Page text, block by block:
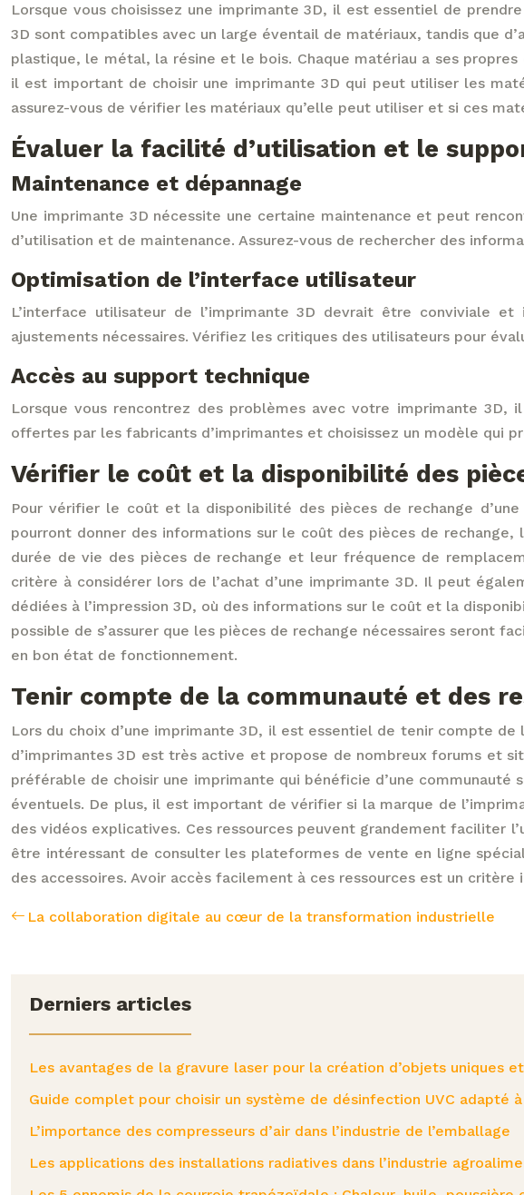
Lorsque vous choisissez une imprimante 3D, il est essentiel de
3D sont compatibles avec un large éventail de matériaux, tandis que
plastique, le métal, la résine et le bois. Chaque matériau a ses
il est important de choisir une imprimante 3D qui peut utiliser les
assurez-vous de vérifier les matériaux qu’elle peut utiliser et si ces
Évaluer la facilité d’utilisation et le
Maintenance et dépannage
Une imprimante 3D nécessite une certaine maintenance et peut
d’utilisation et de maintenance. Assurez-vous de rechercher des
Optimisation de l’interface utilisateur
L’interface utilisateur de l’imprimante 3D devrait être conviviale
ajustements nécessaires. Vérifiez les critiques des utilisateurs pour
Accès au support technique
Lorsque vous rencontrez des problèmes avec votre imprimante 3D,
offertes par les fabricants d’imprimantes et choisissez un modèle qui
Vérifier le coût et la disponibilité des
Pour vérifier le coût et la disponibilité des pièces de rechange
pourront donner des informations sur le coût des pièces de
durée de vie des pièces de rechange et leur fréquence de
critère à considérer lors de l’achat d’une imprimante 3D. Il peut
dédiées à l’impression 3D, où des informations sur le coût et la
possible de s’assurer que les pièces de rechange nécessaires seront
en bon état de fonctionnement.
Tenir compte de la communauté et des
Lors du choix d’une imprimante 3D, il est essentiel de tenir compte
d’imprimantes 3D est très active et propose de nombreux forums et
préférable de choisir une imprimante qui bénéficie d’une
éventuels. De plus, il est important de vérifier si la marque de
des vidéos explicatives. Ces ressources peuvent grandement faciliter
être intéressant de consulter les plateformes de vente en ligne
des accessoires. Avoir accès facilement à ces ressources est un
La collaboration digitale au cœur de la transformation industrielle
Derniers articles
Les avantages de la gravure laser pour la création d’objets uniques
Guide complet pour choisir un système de désinfection UVC adapté
L’importance des compresseurs d’air dans l’industrie de l’emballage
Les applications des installations radiatives dans l’industrie